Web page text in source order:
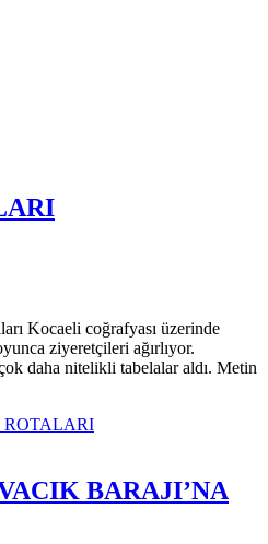
Kocaeli coğrafyası üzerinde
ziyeretçileri ağırlıyor.
daha nitelikli tabelalar aldı. Metin
BARAJI’NA